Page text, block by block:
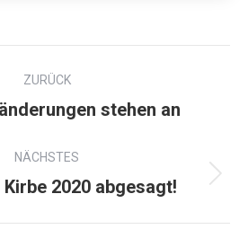
ZURÜCK
stehen an
NÄCHSTES
2020 abgesagt!